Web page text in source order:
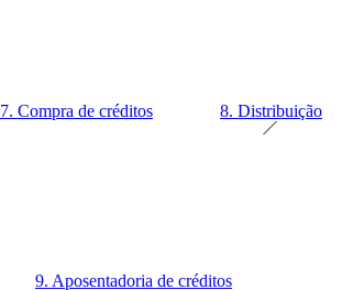
7. Compra de créditos 8. Distribuição
9. Aposentadoria de créditos